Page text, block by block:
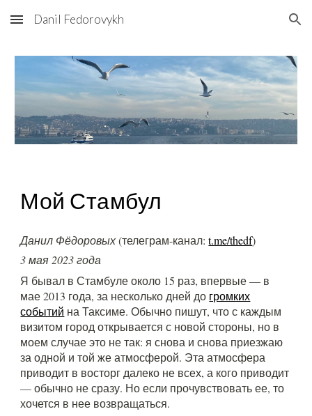
Skip to main content Skip to navigation
Danil Fedorovykh
Мой Стамбул
Данил Фёдоровых(телеграм-канал: t.me/thedf)
3 мая 2023 года
Я бывал в Стамбуле около 15 раз, впервые — в
мае 2013 года, за несколько дней до громких
событий на Таксиме. Обычно пишут, что с каждым
визитом город открывается с новой стороны, но в
моем случае это не так: я снова и снова приезжаю
за одной и той же атмосферой. Эта атмосфера
приводит в восторг далеко не всех, а кого приводит
— обычно не сразу. Но если прочувствовать ее, то
хочется в нее возвращаться.